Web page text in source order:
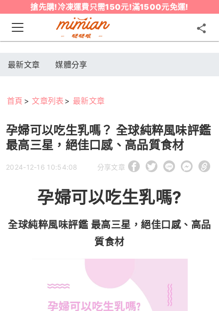
搶先購!冷凍運費只需150元!滿1500元免運!
最新文章 媒體分享
首頁 文章列表 最新文章
孕婦可以吃生乳嗎？ 全球純粹風味評鑑
最高三星，絕佳口感、高品質食材
2024-12-16 10:54:08 分享文章
孕婦可以吃生乳嗎?
全球純粹風味評鑑 最高三星，絕佳口感、高品
質食材